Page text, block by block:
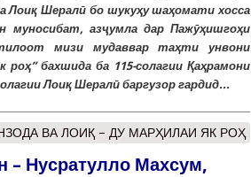
Лоиқ Шералӣ бо шукуҳу шаҳомати хосса
муносибат, азҷумла дар Пажӯҳишгоҳи
мизи мудаввар таҳти унвони
роҳ” бахшида ба 115-солагии Қаҳрамони
Лоиқ Шералӣ баргузор гардид...
ВА ЛОИҚ – ДУ МАРҲИЛАИ ЯК РОҲ
– Нусратулло Махсум,